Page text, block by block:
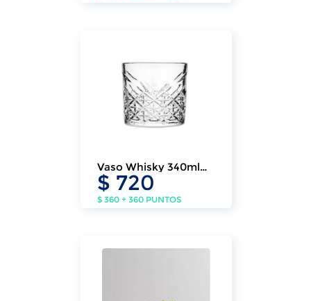
Vaso Whisky 340ml
Prince (6 Un.)
$ 720
$ 360 + 360 PUNTOS